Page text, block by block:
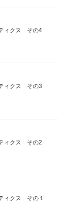
ィクス その4
ィクス その3
ィクス その2
ィクス その１